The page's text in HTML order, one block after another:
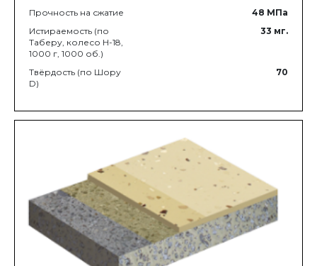
Прочность на сжатие
48 МПа
Истираемость (по
Таберу, колесо Н-18,
1000 г, 1000 об.)
33 мг.
Твёрдость (по Шору
D)
70